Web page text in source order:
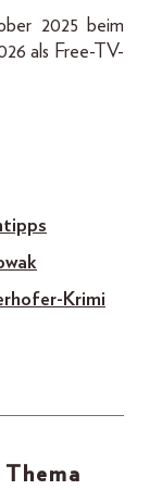
2025 beim
als Free-TV-
Krimi